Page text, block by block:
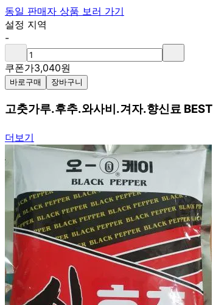
동일 판매자 상품 보러 가기
설정 지역
-
쿠폰가3,040원
바로구매 장바구니
고춧가루.후추.와사비.겨자.향신료 BEST
더보기